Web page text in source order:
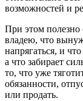
возможностей и
При этом полезно
владею, что
напрягаться, и
а что забирает
то, что уже
обязанности,
или продать.